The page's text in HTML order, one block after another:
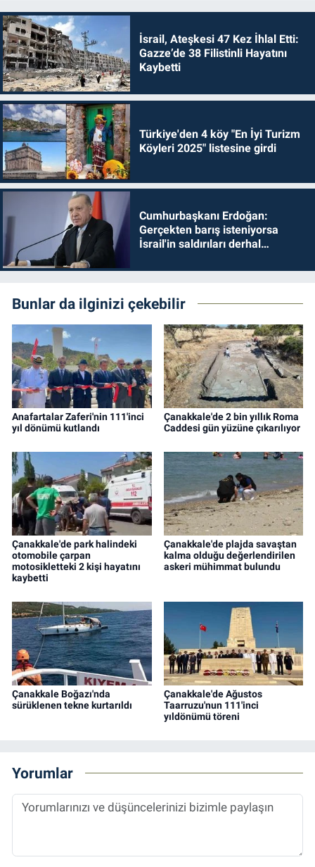
İsrail, Ateşkesi 47 Kez İhlal Etti:
Gazze’de 38 Filistinli Hayatını
Kaybetti
Türkiye'den 4 köy "En İyi Turizm
Köyleri 2025" listesine girdi
Cumhurbaşkanı Erdoğan:
Gerçekten barış isteniyorsa
İsrail'in saldırıları derhal
Bunlar da ilginizi çekebilir
Anafartalar Zaferi'nin 111'inci
yıl dönümü kutlandı
Çanakkale'de 2 bin yıllık Roma
Caddesi gün yüzüne çıkarılıyor
Çanakkale'de park halindeki
otomobile çarpan
motosikletteki 2 kişi hayatını
kaybetti
Çanakkale'de plajda savaştan
kalma olduğu değerlendirilen
askeri mühimmat bulundu
Çanakkale Boğazı'nda
sürüklenen tekne kurtarıldı
Çanakkale'de Ağustos
Taarruzu'nun 111'inci
yıldönümü töreni
Yorumlar